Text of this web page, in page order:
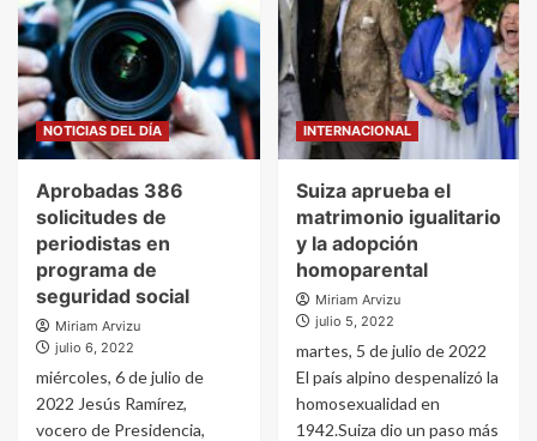
NOTICIAS DEL DÍA
Aprobadas 386
solicitudes de
periodistas en
programa de
seguridad social
Miriam Arvizu
julio 6, 2022
miércoles, 6 de julio de
2022 Jesús Ramírez,
vocero de Presidencia,
INTERNACIONAL
Suiza aprueba el
matrimonio igualitario
y la adopción
homoparental
Miriam Arvizu
julio 5, 2022
martes, 5 de julio de 2022
El país alpino despenalizó la
homosexualidad en
1942.Suiza dio un paso más